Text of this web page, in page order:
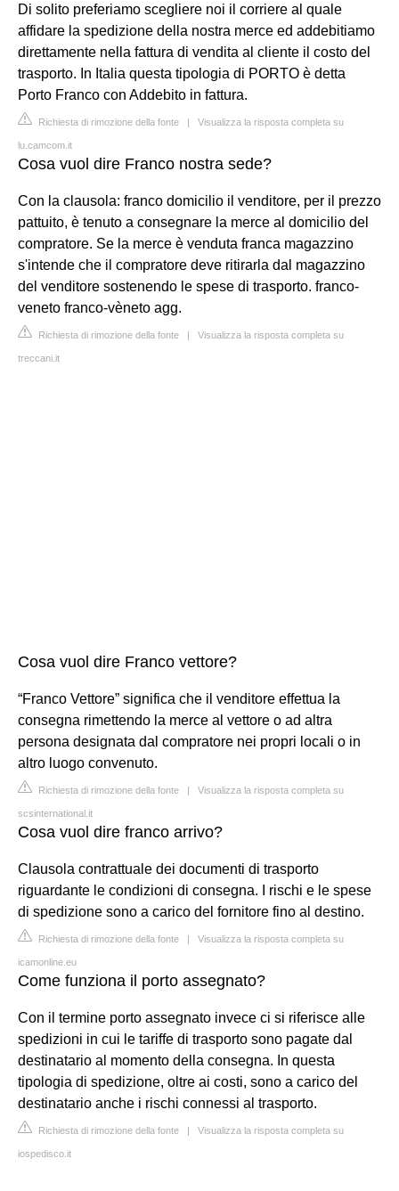
Di solito preferiamo scegliere noi il corriere al quale
affidare la spedizione della nostra merce ed addebitiamo
direttamente nella fattura di vendita al cliente il costo del
trasporto. In Italia questa tipologia di PORTO è detta
Porto Franco con Addebito in fattura.
Richiesta di rimozione della fonte | Visualizza la risposta completa su
lu.camcom.it
Cosa vuol dire Franco nostra sede?
Con la clausola: franco domicilio il venditore, per il prezzo
pattuito, è tenuto a consegnare la merce al domicilio del
compratore. Se la merce è venduta franca magazzino
s'intende che il compratore deve ritirarla dal magazzino
del venditore sostenendo le spese di trasporto. franco-
veneto franco-vèneto agg.
Richiesta di rimozione della fonte | Visualizza la risposta completa su
treccani.it
Cosa vuol dire Franco vettore?
“Franco Vettore” significa che il venditore effettua la
consegna rimettendo la merce al vettore o ad altra
persona designata dal compratore nei propri locali o in
altro luogo convenuto.
Richiesta di rimozione della fonte | Visualizza la risposta completa su
scsinternational.it
Cosa vuol dire franco arrivo?
Clausola contrattuale dei documenti di trasporto
riguardante le condizioni di consegna. I rischi e le spese
di spedizione sono a carico del fornitore fino al destino.
Richiesta di rimozione della fonte | Visualizza la risposta completa su
icamonline.eu
Come funziona il porto assegnato?
Con il termine porto assegnato invece ci si riferisce alle
spedizioni in cui le tariffe di trasporto sono pagate dal
destinatario al momento della consegna. In questa
tipologia di spedizione, oltre ai costi, sono a carico del
destinatario anche i rischi connessi al trasporto.
Richiesta di rimozione della fonte | Visualizza la risposta completa su
iospedisco.it